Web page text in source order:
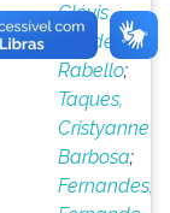
Clóvis
Thadeu
Rabello;
Taques,
Cristyanne
Barbosa;
Fernandes,